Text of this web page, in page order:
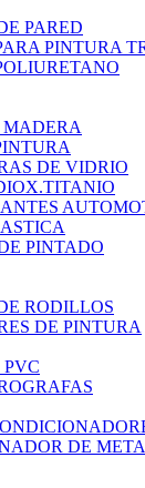
PARED
PINTURA
DE VIDRIO
PINTADO
RODILLOS
DE PINTURA
DE